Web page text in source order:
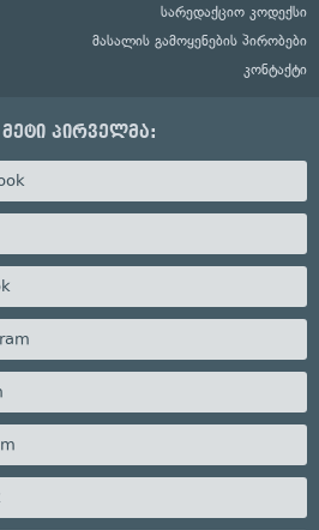
სარედაქციო კოდექსი
მასალის გამოყენების პირობები
კონტაქტი
მეტი პირველმა: